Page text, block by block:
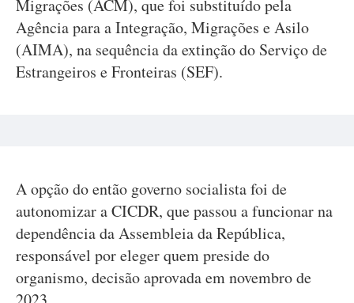
Migrações (ACM), que foi substituído pela
Agência para a Integração, Migrações e Asilo
(AIMA), na sequência da extinção do Serviço de
Estrangeiros e Fronteiras (SEF).
A opção do então governo socialista foi de
autonomizar a CICDR, que passou a funcionar na
dependência da Assembleia da República,
responsável por eleger quem preside do
organismo, decisão aprovada em novembro de